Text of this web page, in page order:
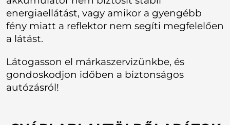
energiaellátást, vagy amikor a gyengébb
fény miatt a reflektor nem segíti megfelelően
a látást.
Látogasson el márkaszervizünkbe, és
gondoskodjon időben a biztonságos
autózásról!